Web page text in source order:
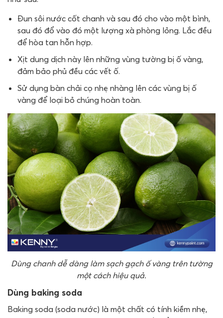
Đun sôi nước cốt chanh và sau đó cho vào một bình,
sau đó đổ vào đó một lượng xà phòng lỏng. Lắc đều
để hòa tan hỗn hợp.
Xịt dung dịch này lên những vùng tường bị ố vàng,
đảm bảo phủ đều các vết ố.
Sử dụng bàn chải cọ nhẹ nhàng lên các vùng bị ố
vàng để loại bỏ chúng hoàn toàn.
Dùng chanh dễ dàng làm sạch gạch ố vàng trên tường
một cách hiệu quả.
Dùng baking soda
Baking soda (soda nước) là một chất có tính kiềm nhẹ,